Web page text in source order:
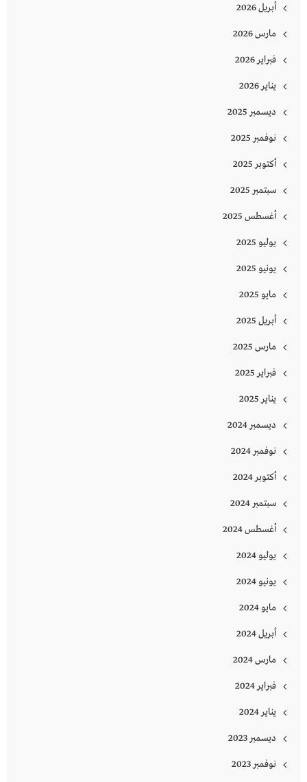
أبريل 2026
مارس 2026
فبراير 2026
يناير 2026
ديسمبر 2025
نوفمبر 2025
أكتوبر 2025
سبتمبر 2025
أغسطس 2025
يوليو 2025
يونيو 2025
مايو 2025
أبريل 2025
مارس 2025
فبراير 2025
يناير 2025
ديسمبر 2024
نوفمبر 2024
أكتوبر 2024
سبتمبر 2024
أغسطس 2024
يوليو 2024
يونيو 2024
مايو 2024
أبريل 2024
مارس 2024
فبراير 2024
يناير 2024
ديسمبر 2023
نوفمبر 2023